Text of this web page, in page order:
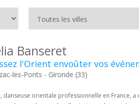
Banseret
l'Orient envoûter vos
les-Ponts - Gironde (33)
danseuse orientale professionnelle en France,